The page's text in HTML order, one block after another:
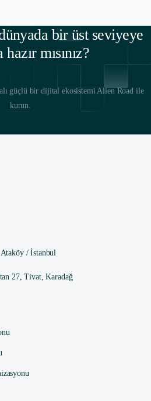
bir üst seviyeye
hazır mısınız?
güçlü bir dijital ekosistemi Alien Road ile
kurun.
/ İstanbul
27, Tivat, Karadağ